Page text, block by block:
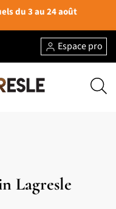
du 3 au 24 août
Espace pro
Lagresle